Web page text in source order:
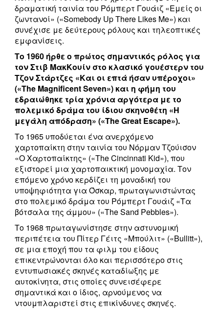
δραματική ταινία του Ρόμπερτ Γουάιζ «Εμείς οι
ζωντανοί» («Somebody Up There Likes Me») και
συνέχισε με δεύτερους ρόλους και τηλεοπτικές
εμφανίσεις.
Το 1960 ήρθε ο πρώτος σημαντικός ρόλος για
τον Στιβ ΜακΚουίν στο κλασικό γουέστερν του
Τζον Στάρτζες «Και οι επτά ήσαν υπέροχοι»
(«The Magnificent Seven») και η φήμη του
εδραιώθηκε τρία χρόνια αργότερα με το
πολεμικό δράμα του ίδιου σκηνοθέτη «Η
μεγάλη απόδραση» («The Great Escape»).
Το 1965 υποδύεται ένα ανερχόμενο
χαρτοπαίκτη στην ταινία του Νόρμαν Τζούισον
«Ο Χαρτοπαίκτης» («The Cincinnati Kid»), που
εξιστορεί μια χαρτοπαικτική μονομαχία. Τον
επόμενο χρόνο κερδίζει τη μοναδική του
υποψηφιότητα για Όσκαρ, πρωταγωνιστώντας
στο πολεμικό δράμα του Ρόμπερτ Γουάιζ «Τα
βότσαλα της άμμου» («The Sand Pebbles»).
Το 1968 πρωταγωνίστησε στην αστυνομική
περιπέτεια του Πίτερ Γέιτς «Μπούλιτ» («Bullitt»),
σε μια εποχή που τα φιλμ του είδους
επικεντρώνονται όλο και περισσότερο στις
εντυπωσιακές σκηνές καταδίωξης με
αυτοκίνητα, στις οποίες συνεισέφερε
σημαντικά και ο ίδιος, αρνούμενος να
ντουμπλαριστεί στις επικίνδυνες σκηνές.